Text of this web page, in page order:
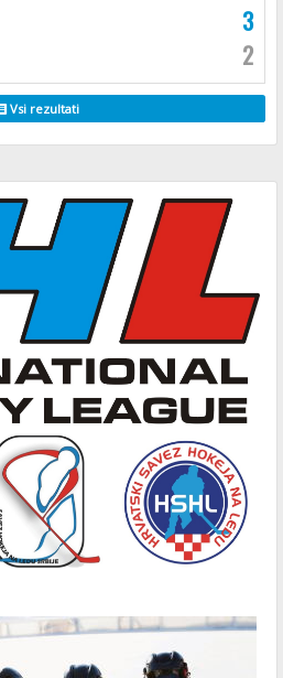
3
2
Vsi rezultati